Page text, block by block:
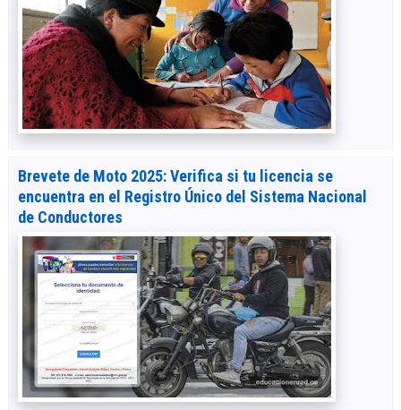
Brevete de Moto 2025: Verifica si tu licencia se
encuentra en el Registro Único del Sistema Nacional
de Conductores